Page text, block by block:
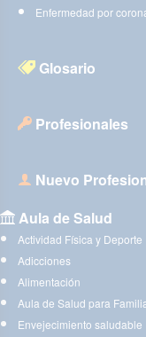
Enfermedad por
Glosario
Profesionales
Nuevo
Aula de Salud
Actividad Física y Deporte
Adicciones
Alimentación
Aula de Salud para
Envejecimiento saludable